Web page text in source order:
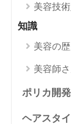
美容技
知識
美容の
美容師
ポリカ開
ヘアスタ